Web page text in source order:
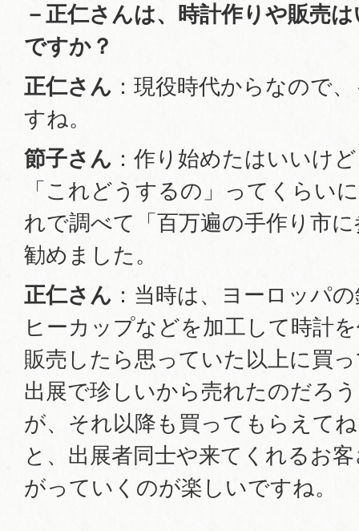
－正仁さんは、時計作りや販売
ですか？
正仁さん ：現役時代からなので
すね。
節子さん ：作り始めたはいいけ
「これどうするの」ってくらい
れで調べて「百万遍の手作り市
勧めました。
正仁さん ：当時は、ヨーロッパ
ヒーカップなどを加工して時計
販売したら思っていた以上に買
出展で珍しいから売れたのだろ
が、それ以降も買ってもらえて
と、出展者同士や来てくれるお
がっていくのが楽しいですね。